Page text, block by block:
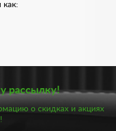
как:
рассылку!
о скидках и акциях